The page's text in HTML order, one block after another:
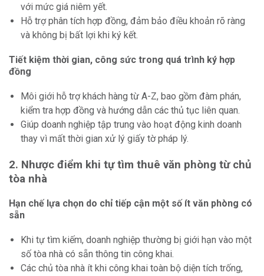
với mức giá niêm yết.
Hỗ trợ phân tích hợp đồng, đảm bảo điều khoản rõ ràng
và không bị bất lợi khi ký kết.
Tiết kiệm thời gian, công sức trong quá trình ký hợp
đồng
Môi giới hỗ trợ khách hàng từ A-Z, bao gồm đàm phán,
kiểm tra hợp đồng và hướng dẫn các thủ tục liên quan.
Giúp doanh nghiệp tập trung vào hoạt động kinh doanh
thay vì mất thời gian xử lý giấy tờ pháp lý.
2. Nhược điểm khi tự tìm thuê văn phòng từ chủ
tòa nhà
Hạn chế lựa chọn do chỉ tiếp cận một số ít văn phòng có
sẵn
Khi tự tìm kiếm, doanh nghiệp thường bị giới hạn vào một
số tòa nhà có sẵn thông tin công khai.
Các chủ tòa nhà ít khi công khai toàn bộ diện tích trống,